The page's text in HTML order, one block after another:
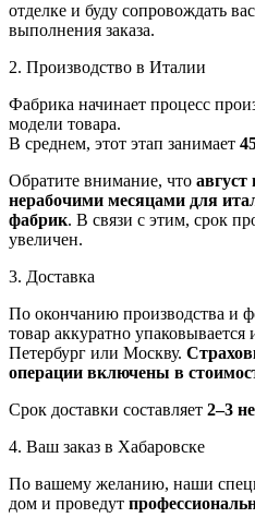
отделке и буду сопровождать
выполнения заказа.
2. Производство в Италии
Фабрика начинает процесс
модели товара.
В среднем, этот этап занимает
Обратите внимание, что
нерабочими месяцами для
фабрик. В связи с этим, срок
увеличен.
3. Доставка
По окончанию производства и
товар аккуратно упаковывается
Петербург или Москву.
операции включены в
Срок доставки составляет 2–3
4. Ваш заказ в Хабаровске
По вашему желанию, наши
дом и проведут